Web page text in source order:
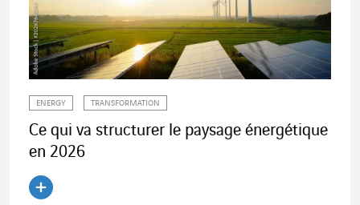
ENERGY TRANSFORMATION
Ce qui va structurer le paysage énergétique
en 2026